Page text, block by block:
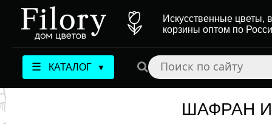
Искусственные цветы,
корзины оптом по
☰ КАТАЛОГ ▼
ШАФРАН